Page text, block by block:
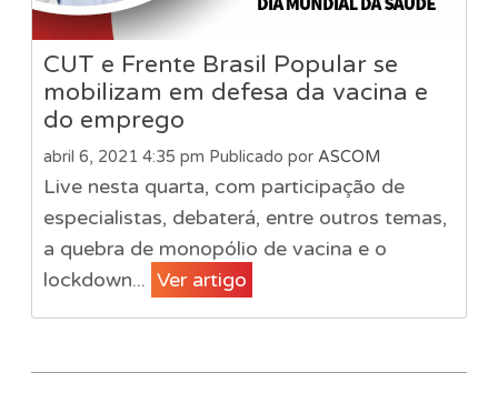
CUT e Frente Brasil Popular se
mobilizam em defesa da vacina e
do emprego
abril 6, 2021 4:35 pm Publicado por ASCOM
Live nesta quarta, com participação de
especialistas, debaterá, entre outros temas,
a quebra de monopólio de vacina e o
lockdown... Ver artigo